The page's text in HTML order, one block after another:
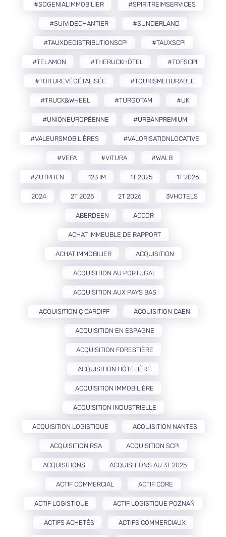
#SOGENIALIMMOBILIER #SPIRITREIMSERVICES
#SUIVIDECHANTIER #SUNDERLAND
#TAUXDEDISTRIBUTIONSCPI #TAUXSCPI
#TELAMON #THERUCKHÔTEL #TOFSCPI
#TOITUREVÉGÉTALISÉE #TOURISMEDURABLE
#TRUCK&WHEEL #TURGOTAM #UK
#UNIONEUROPÉENNE #URBANPREMIUM
#VALEURSMOBILIÈRES #VALORISATIONLOCATIVE
#VEFA #VITURA #WALB
#ZUTPHEN 123 IM 1T 2025 1T 2026
2024 2T 2025 2T 2026 3VHOTELS
ABERDEEN ACCOR
ACHAT IMMEUBLE DE RAPPORT
ACHAT IMMOBILIER ACQUISITION
ACQUISITION AU PORTUGAL
ACQUISITION AUX PAYS BAS
ACQUISITION Ç CARDIFF ACQUISITION CAEN
ACQUISITION EN ESPAGNE
ACQUISITION FORESTIÈRE
ACQUISITION HÔTELIÈRE
ACQUISITION IMMOBILIÈRE
ACQUISITION INDUSTRIELLE
ACQUISITION LOGISTIQUE ACQUISITION NANTES
ACQUISITION RSA ACQUISITION SCPI
ACQUISITIONS ACQUISITIONS AU 3T 2025
ACTIF COMMERCIAL ACTIF CORE
ACTIF LOGISTIQUE ACTIF LOGISTIQUE POZNAŃ
ACTIFS ACHETÉS ACTIFS COMMERCIAUX